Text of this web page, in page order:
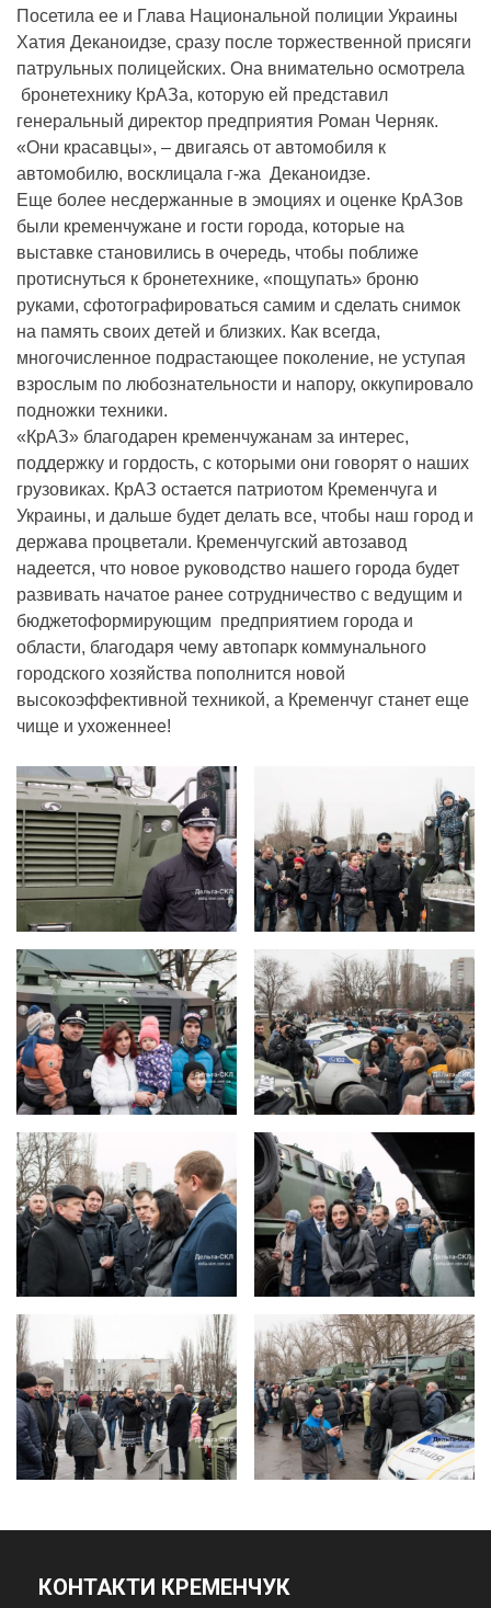
Посетила ее и Глава Национальной полиции Украины
Хатия Деканоидзе, сразу после торжественной присяги
патрульных полицейских. Она внимательно осмотрела
бронетехнику КрАЗа, которую ей представил
генеральный директор предприятия Роман Черняк.
«Они красавцы», – двигаясь от автомобиля к
автомобилю, восклицала г-жа Деканоидзе.
Еще более несдержанные в эмоциях и оценке КрАЗов
были кременчужане и гости города, которые на
выставке становились в очередь, чтобы поближе
протиснуться к бронетехнике, «пощупать» броню
руками, сфотографироваться самим и сделать снимок
на память своих детей и близких. Как всегда,
многочисленное подрастающее поколение, не уступая
взрослым по любознательности и напору, оккупировало
подножки техники.
«КрАЗ» благодарен кременчужанам за интерес,
поддержку и гордость, с которыми они говорят о наших
грузовиках. КрАЗ остается патриотом Кременчуга и
Украины, и дальше будет делать все, чтобы наш город и
держава процветали. Кременчугский автозавод
надеется, что новое руководство нашего города будет
развивать начатое ранее сотрудничество с ведущим и
бюджетоформирующим предприятием города и
области, благодаря чему автопарк коммунального
городского хозяйства пополнится новой
высокоэффективной техникой, а Кременчуг станет еще
чище и ухоженнее!
КОНТАКТИ КРЕМЕНЧУК